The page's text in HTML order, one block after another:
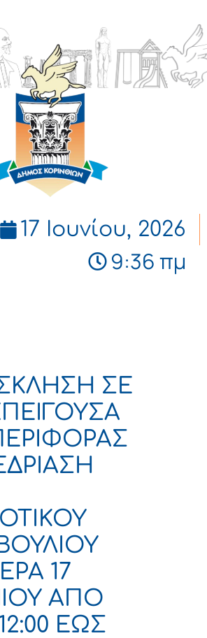
17 Ιουνίου, 2026
9:36 πμ
ΣΕ
17
ΑΠΟ
ΕΩΣ